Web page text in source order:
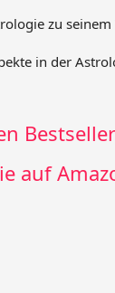
zu seinem
in der
auf